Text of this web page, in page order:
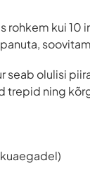
rohkem kui
seab olulisi
trepid ning